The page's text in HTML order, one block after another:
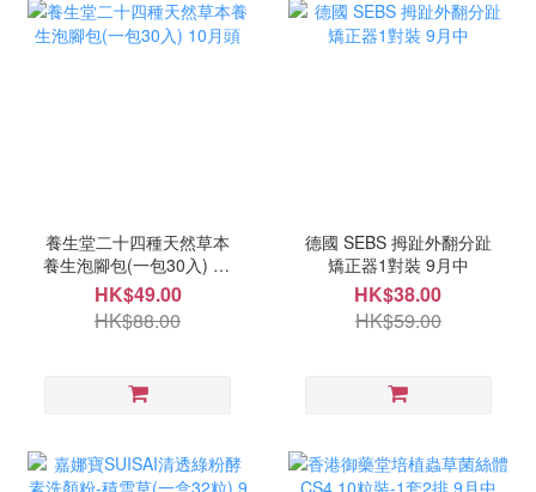
養生堂二十四種天然草本
養生泡腳包(一包30入) 10
月頭
HK$49.00
HK$88.00
德國 SEBS 拇趾外翻分趾
矯正器1對裝 9月中
HK$38.00
HK$59.00